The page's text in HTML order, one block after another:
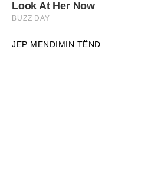
JEP MENDIMIN TËND